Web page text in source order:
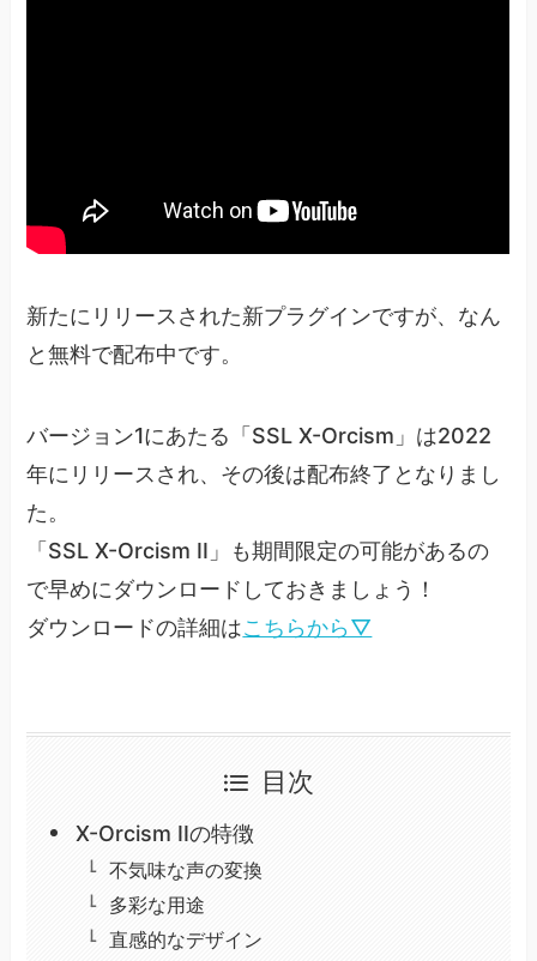
新たにリリースされた新プラグインですが、なん
と無料で配布中です。
バージョン1にあたる「SSL X-Orcism」は2022
年にリリースされ、その後は配布終了となりまし
た。
「SSL X-Orcism II」も期間限定の可能があるの
で早めにダウンロードしておきましょう！
ダウンロードの詳細はこちらから▽
目次
X-Orcism IIの特徴
不気味な声の変換
多彩な用途
直感的なデザイン